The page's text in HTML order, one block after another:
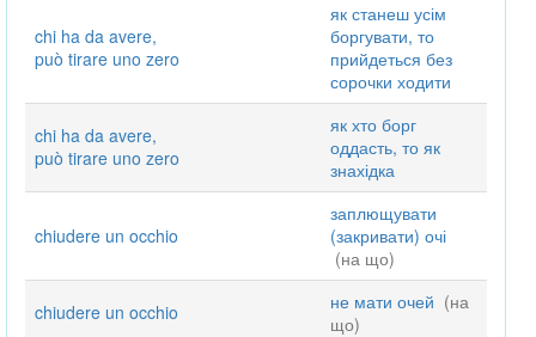
chi ha da avere,
può tirare uno zero
як станеш усім
боргувати, то
прийдеться без
сорочки ходити
chi ha da avere,
può tirare uno zero
як хто борг
оддасть, то як
знахідка
chiudere un occhio
заплющувати
(закривати) очі
(на що)
chiudere un occhio не мати очей (на
що)